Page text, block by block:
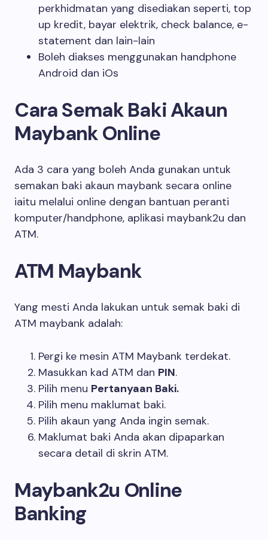
perkhidmatan yang disediakan seperti, top
up kredit, bayar elektrik, check balance, e-
statement dan lain-lain
Boleh diakses menggunakan handphone
Android dan iOs
Cara Semak Baki Akaun
Maybank Online
Ada 3 cara yang boleh Anda gunakan untuk
semakan baki akaun maybank secara online
iaitu melalui online dengan bantuan peranti
komputer/handphone, aplikasi maybank2u dan
ATM.
ATM Maybank
Yang mesti Anda lakukan untuk semak baki di
ATM maybank adalah:
Pergi ke mesin ATM Maybank terdekat.
Masukkan kad ATM dan PIN.
Pilih menu Pertanyaan Baki.
Pilih menu maklumat baki.
Pilih akaun yang Anda ingin semak.
Maklumat baki Anda akan dipaparkan
secara detail di skrin ATM.
Maybank2u Online
Banking